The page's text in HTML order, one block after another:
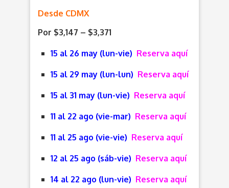
Desde CDMX
Por $3,147 – $3,371
15 al 26 may (lun-vie) Reserva aquí
15 al 29 may (lun-lun) Reserva aquí
15 al 31 may (lun-vie) Reserva aquí
11 al 22 ago (vie-mar) Reserva aquí
11 al 25 ago (vie-vie) Reserva aquí
12 al 25 ago (sáb-vie) Reserva aquí
14 al 22 ago (lun-vie) Reserva aquí